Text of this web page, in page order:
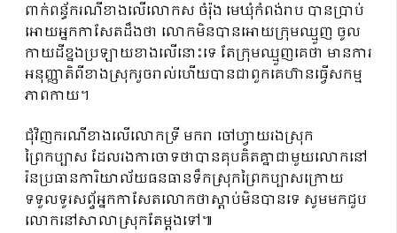
ពាក់ពន្ធ័ករណីខាងលើលោកស ចំរ៉ុង មេឃុំកំពង់រាប បានប្រាប់
អោយអ្នកកាសែតដឹងថា លោកមិនបានអោយក្រុមឈ្មួញ ចូល
កាយដីខ្នងប្រឡាយខាងលើនោះទេ តែក្រុមឈ្មួញគេថា មានការ
អនុញ្ញាតិពីខាងស្រុករួចរាល់ហើយបានជាពួកគេហ៊ានធ្វើសកម្ម
ភាពកាយ។
ជុំវិញករណីខាងលើលោកទ្រី មករា ចៅហ្វាយរងស្រុក
ព្រៃកប្បាស ដែលរងកាចោទថាបានគុបគិតគ្នាជាមួយលោកនៅ
រ៉នប្រធានការិយាល័យធនធានទឹកស្រុកព្រៃកប្បាសក្រោយ
ទទួលទូរសព្ទ័អ្នកកាសែតលោកថាស្ដាប់មិនបានទេ សូមមកជួប
លោកនៅសាលាស្រុកតែម្ដងទៅ៕